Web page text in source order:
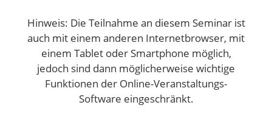
Hinweis: Die Teilnahme an diesem Seminar ist
auch mit einem anderen Internetbrowser, mit
einem Tablet oder Smartphone möglich,
jedoch sind dann möglicherweise wichtige
Funktionen der Online-Veranstaltungs-
Software eingeschränkt.